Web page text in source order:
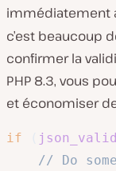
immédiatement
c’est beaucoup
confirmer la
PHP 8.3, vous
et économiser
if
// Do